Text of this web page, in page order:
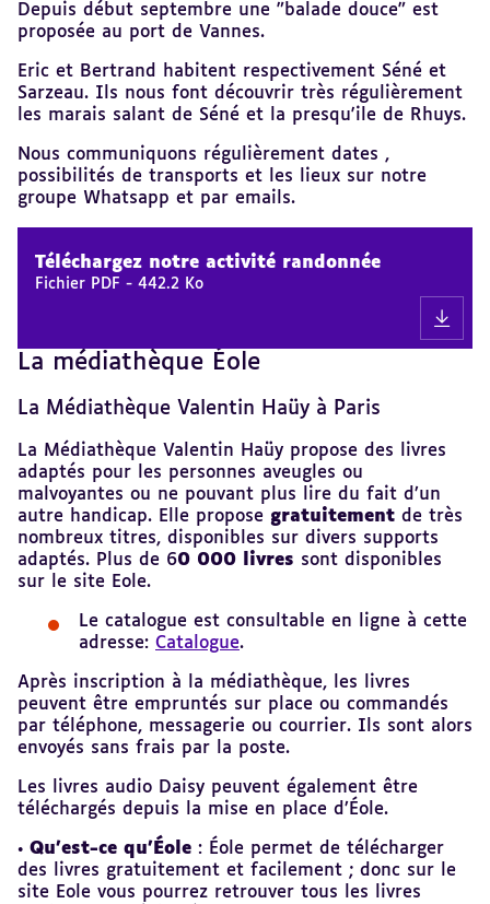
Depuis début septembre une "balade douce" est
proposée au port de Vannes.
Eric et Bertrand habitent respectivement Séné et
Sarzeau. Ils nous font découvrir très régulièrement
les marais salant de Séné et la presqu'ile de Rhuys.
Nous communiquons régulièrement dates ,
possibilités de transports et les lieux sur notre
groupe Whatsapp et par emails.
Téléchargez notre activité randonnée
Fichier PDF - 442.2 Ko
au
sommaire
La médiathèque Éole
La Médiathèque Valentin Haüy à Paris
La Médiathèque Valentin Haüy propose des livres
adaptés pour les personnes aveugles ou
malvoyantes ou ne pouvant plus lire du fait d’un
autre handicap. Elle propose gratuitement de très
nombreux titres, disponibles sur divers supports
adaptés. Plus de 60 000 livres sont disponibles
sur le site Eole.
Le catalogue est consultable en ligne à cette
adresse: Catalogue.
Après inscription à la médiathèque, les livres
peuvent être empruntés sur place ou commandés
par téléphone, messagerie ou courrier. Ils sont alors
envoyés sans frais par la poste.
Les livres audio Daisy peuvent également être
téléchargés depuis la mise en place d’Éole.
• Qu'est-ce qu'Éole : Éole permet de télécharger
des livres gratuitement et facilement ; donc sur le
site Eole vous pourrez retrouver tous les livres
Revenir
sommaire